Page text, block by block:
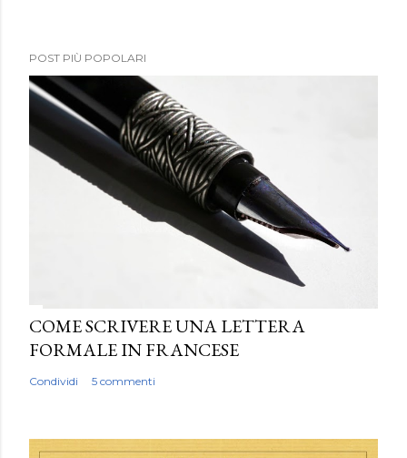
POST PIÙ POPOLARI
COME SCRIVERE UNA LETTERA
FORMALE IN FRANCESE
Condividi 5 commenti